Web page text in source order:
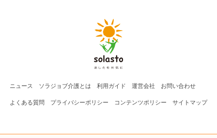
ニュース ソラジョブ介護とは 利用ガイド 運営会社 お問い合わせ
よくある質問 プライバシーポリシー コンテンツポリシー サイトマップ